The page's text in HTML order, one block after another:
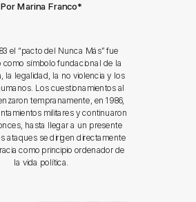
Por Marina Franco*
el “pacto del Nunca Más” fue
como símbolo fundacional de la
la legalidad, la no violencia y los
Los cuestionamientos al
tempranamente, en 1986,
militares y continuaron
hasta llegar a un presente
ataques se dirigen directamente
como principio ordenador de
la vida política.